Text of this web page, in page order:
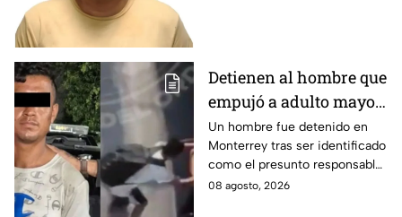
Detienen al hombre que
empujó a adulto mayor
contra tráiler; provocó
su muerte en
Monterrey
Un hombre fue detenido en
Monterrey tras ser identificado
como el presunto responsable
de la muerte de un adulto
08 agosto, 2026